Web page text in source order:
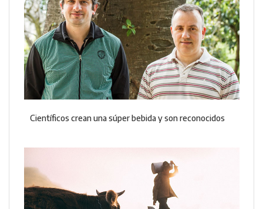
Científicos crean una súper bebida y son reconocidos